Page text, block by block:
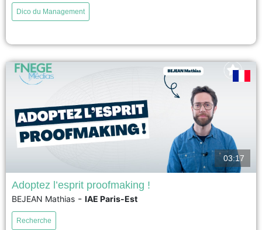
sociales du capital d’une société coopérative ; il est membre et associé de
la coopérative. Selon le statut de la coopérative, il peut s’agir de salariés,
voir
Dico du Management
Sachez que la raison d’être de cette approche est de proposer des
pratiques d’expérimentation rapide permettant d’accroître la portée
transformative des projets et de créer de la valeur pour un maximum de
03:17
Adoptez l’esprit proofmaking !
BEJEAN Mathias - IAE Paris-Est
Recherche